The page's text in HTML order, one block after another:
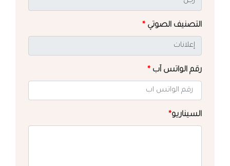
التصنيف الصوتي *
رقم الواتس آب *
السيناريو*